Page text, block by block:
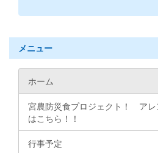
メニュー
ホーム
宮農防災食プロジェクト！ アレ
はこちら！！
行事予定